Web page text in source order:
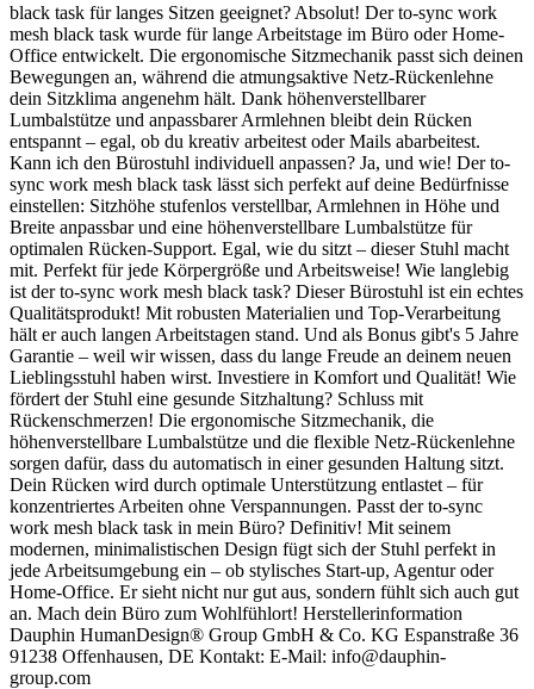
black task für langes Sitzen geeignet? Absolut! Der to-sync work
mesh black task wurde für lange Arbeitstage im Büro oder Home-
Office entwickelt. Die ergonomische Sitzmechanik passt sich deinen
Bewegungen an, während die atmungsaktive Netz-Rückenlehne
dein Sitzklima angenehm hält. Dank höhenverstellbarer
Lumbalstütze und anpassbarer Armlehnen bleibt dein Rücken
entspannt – egal, ob du kreativ arbeitest oder Mails abarbeitest.
Kann ich den Bürostuhl individuell anpassen? Ja, und wie! Der to-
sync work mesh black task lässt sich perfekt auf deine Bedürfnisse
einstellen: Sitzhöhe stufenlos verstellbar, Armlehnen in Höhe und
Breite anpassbar und eine höhenverstellbare Lumbalstütze für
optimalen Rücken-Support. Egal, wie du sitzt – dieser Stuhl macht
mit. Perfekt für jede Körpergröße und Arbeitsweise! Wie langlebig
ist der to-sync work mesh black task? Dieser Bürostuhl ist ein echtes
Qualitätsprodukt! Mit robusten Materialien und Top-Verarbeitung
hält er auch langen Arbeitstagen stand. Und als Bonus gibt's 5 Jahre
Garantie – weil wir wissen, dass du lange Freude an deinem neuen
Lieblingsstuhl haben wirst. Investiere in Komfort und Qualität! Wie
fördert der Stuhl eine gesunde Sitzhaltung? Schluss mit
Rückenschmerzen! Die ergonomische Sitzmechanik, die
höhenverstellbare Lumbalstütze und die flexible Netz-Rückenlehne
sorgen dafür, dass du automatisch in einer gesunden Haltung sitzt.
Dein Rücken wird durch optimale Unterstützung entlastet – für
konzentriertes Arbeiten ohne Verspannungen. Passt der to-sync
work mesh black task in mein Büro? Definitiv! Mit seinem
modernen, minimalistischen Design fügt sich der Stuhl perfekt in
jede Arbeitsumgebung ein – ob stylisches Start-up, Agentur oder
Home-Office. Er sieht nicht nur gut aus, sondern fühlt sich auch gut
an. Mach dein Büro zum Wohlfühlort! Herstellerinformation
Dauphin HumanDesign® Group GmbH & Co. KG Espanstraße 36
91238 Offenhausen, DE Kontakt: E-Mail: info@dauphin-
group.com